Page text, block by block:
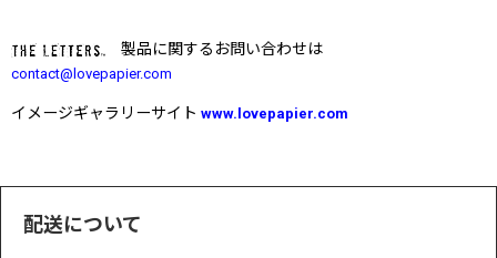
製品に関するお問い合わせは
contact@lovepapier.com
イメージギャラリーサイト www.lovepapier.com
配送について